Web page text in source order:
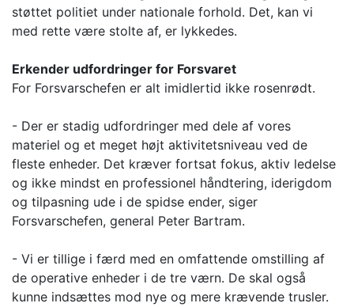
støttet politiet under nationale forhold. Det, kan vi
med rette være stolte af, er lykkedes.
Erkender udfordringer for Forsvaret
For Forsvarschefen er alt imidlertid ikke rosenrødt.
- Der er stadig udfordringer med dele af vores
materiel og et meget højt aktivitetsniveau ved de
fleste enheder. Det kræver fortsat fokus, aktiv ledelse
og ikke mindst en professionel håndtering, iderigdom
og tilpasning ude i de spidse ender, siger
Forsvarschefen, general Peter Bartram.
- Vi er tillige i færd med en omfattende omstilling af
de operative enheder i de tre værn. De skal også
kunne indsættes mod nye og mere krævende trusler.